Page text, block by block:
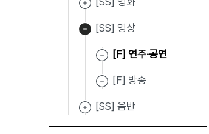
[SS] 영상
[F] 연주·공연
[F] 방송
[SS] 음반